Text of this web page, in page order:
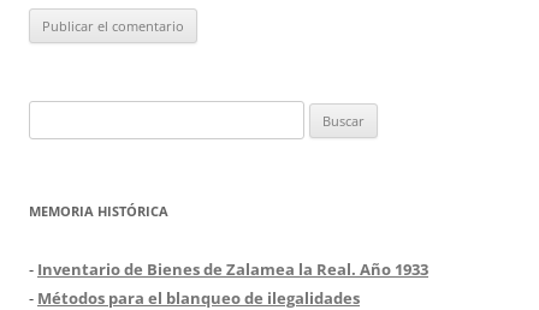
MEMORIA HISTÓRICA
- Inventario de Bienes de Zalamea la Real. Año 1933
- Métodos para el blanqueo de ilegalidades